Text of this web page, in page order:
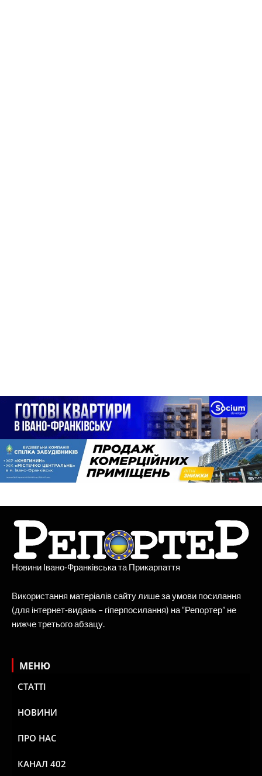
Новини Івано-Франківська та Прикарпаття
Використання матеріалів сайту лише за умови посилання
(для інтернет-видань – гіперпосилання) на “Репортер” не
нижче третього абзацу.
МЕНЮ
СТАТТІ
НОВИНИ
ПРО НАС
КАНАЛ 402